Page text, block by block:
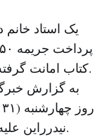
یک استاد خانم
کتاب امانت گرفته شده از کتابخانه دانشگاه محکوم شد.
به گزارش
نیدرراین علیه مدیریت دانشگاه را مردود اعلام کرد.